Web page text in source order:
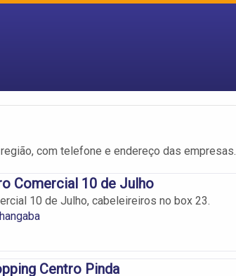
com telefone e endereço das empresas.
Comercial 10 de Julho
10 de Julho, cabeleireiros no box 23.
Centro Pinda